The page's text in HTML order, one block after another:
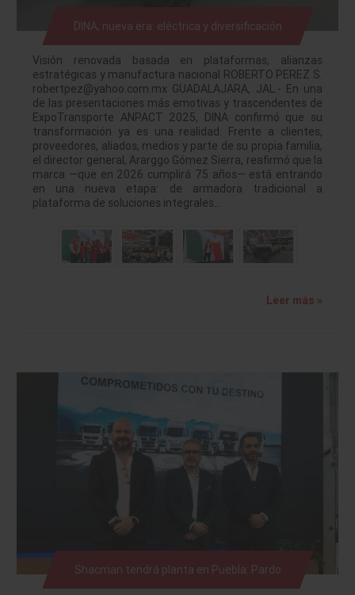
DINA, nueva era: eléctrica y diversificación
Visión renovada basada en plataformas, alianzas
estratégicas y manufactura nacional ROBERTO PEREZ S.
robertpez@yahoo.com.mx GUADALAJARA, JAL.- En una
de las presentaciones más emotivas y trascendentes de
ExpoTransporte ANPACT 2025, DINA confirmó que su
transformación ya es una realidad. Frente a clientes,
proveedores, aliados, medios y parte de su propia familia,
el director general, Ararggo Gómez Sierra, reafirmó que la
marca —que en 2026 cumplirá 75 años— está entrando
en una nueva etapa: de armadora tradicional a
plataforma de soluciones integrales…
Leer más »
Shacman tendrá planta en Puebla: Pardo